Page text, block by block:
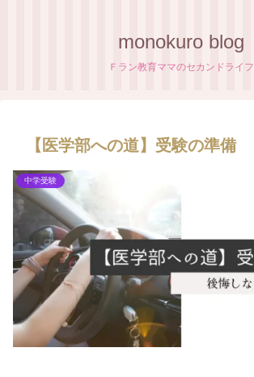
monokuro blog
Ｆラン教育ママのセカンドライフ
【医学部への道】受験の準備
中学受験